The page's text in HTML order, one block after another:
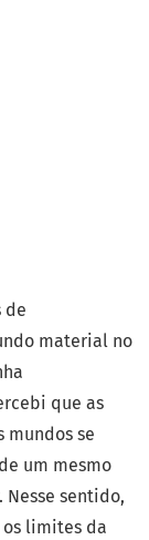
de
material no
que as
se
um mesmo
sentido,
limites da